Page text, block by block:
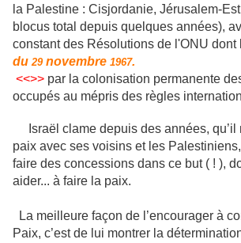
la Palestine : Cisjordanie, Jérusalem-
blocus total depuis quelques années),
constant des Résolutions de l'ONU dont
du 29novembre 1967.
<<>> par la colonisation permanente
occupés au mépris des règles
Israël clame depuis des années, qu’il
paix avec ses voisins et les
faire des concessions dans ce but ( ! ),
aider... à faire la paix.
La meilleure façon de l’encourager à
Paix, c’est de lui montrer la